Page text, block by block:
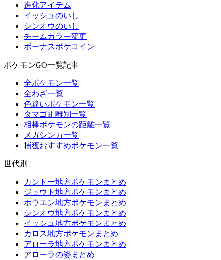
進化アイテム
イッシュのいし
シンオウのいし
チームカラー変更
ボーナスポケコイン
ポケモンGO一覧記事
全ポケモン一覧
全わざ一覧
色違いポケモン一覧
タマゴ距離別一覧
相棒ポケモンの距離一覧
メガシンカ一覧
捕獲おすすめポケモン一覧
世代別
カントー地方ポケモンまとめ
ジョウト地方ポケモンまとめ
ホウエン地方ポケモンまとめ
シンオウ地方ポケモンまとめ
イッシュ地方ポケモンまとめ
カロス地方ポケモンまとめ
アローラ地方ポケモンまとめ
アローラの姿まとめ